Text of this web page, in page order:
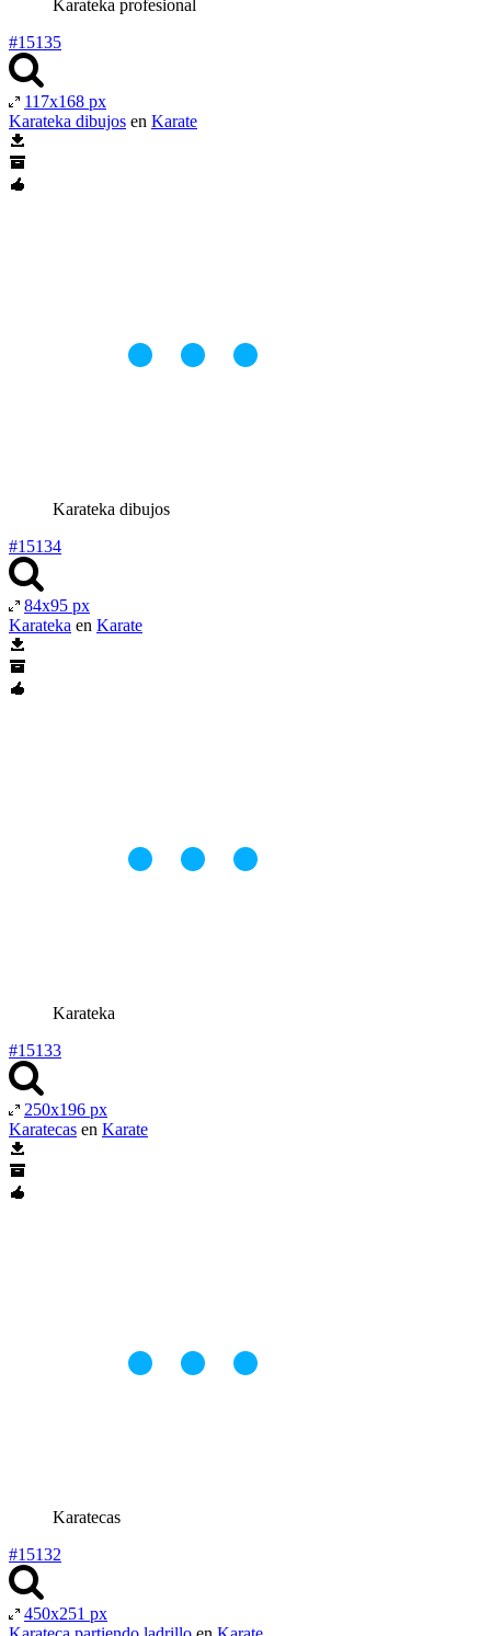
Karateka profesional
#15135
117x168 px
Karateka dibujos en Karate
Karateka dibujos
#15134
84x95 px
Karateka en Karate
Karateka
#15133
250x196 px
Karatecas en Karate
Karatecas
#15132
450x251 px